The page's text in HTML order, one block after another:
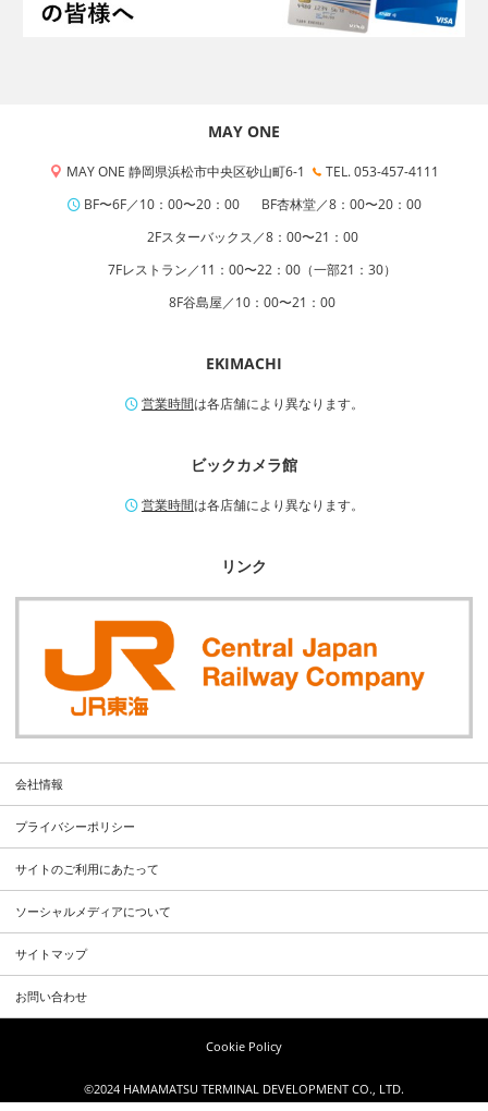
MAY ONE
MAY ONE 静岡県浜松市中央区砂山町6-1
TEL. 053-457-4111
BF〜6F／10：00〜20：00
BF杏林堂／8：00〜20：00
2Fスターバックス／8：00〜21：00
7Fレストラン／11：00〜22：00（一部21：30）
8F谷島屋／10：00〜21：00
EKIMACHI
営業時間は各店舗により異なります。
ビックカメラ館
営業時間は各店舗により異なります。
リンク
会社情報
プライバシーポリシー
サイトのご利用にあたって
ソーシャルメディアについて
サイトマップ
お問い合わせ
Cookie Policy
©2024 HAMAMATSU TERMINAL DEVELOPMENT CO., LTD.